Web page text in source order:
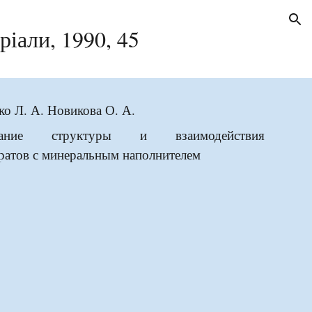
1990, 45
Л. А. Новикова О. А.
структуры и взаимодействия
с минеральным наполнителем